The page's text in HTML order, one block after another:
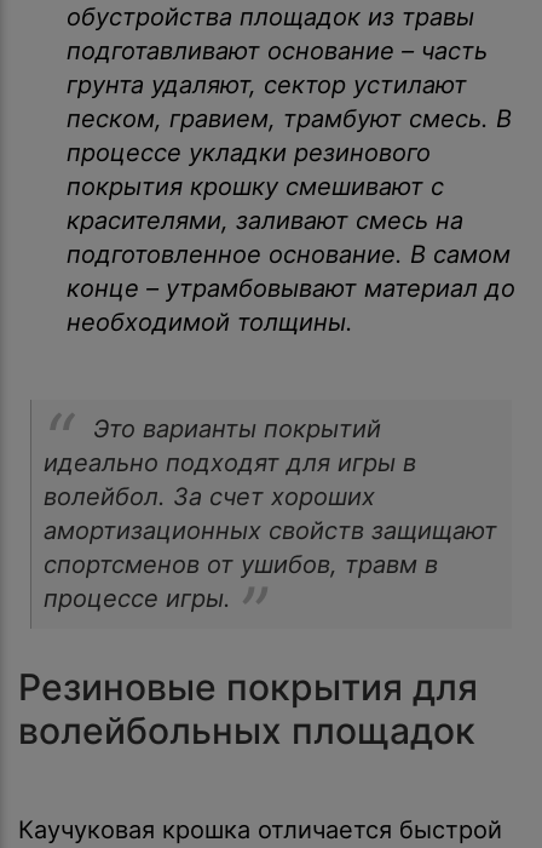
обустройства площадок из травы
подготавливают основание – часть
грунта удаляют, сектор устилают
песком, гравием, трамбуют смесь. В
процессе укладки резинового
покрытия крошку смешивают с
красителями, заливают смесь на
подготовленное основание. В самом
конце – утрамбовывают материал до
необходимой толщины.
Это варианты покрытий
идеально подходят для игры в
волейбол. За счет хороших
амортизационных свойств защищают
спортсменов от ушибов, травм в
процессе игры.
Резиновые покрытия для
волейбольных площадок
Каучуковая крошка отличается быстрой